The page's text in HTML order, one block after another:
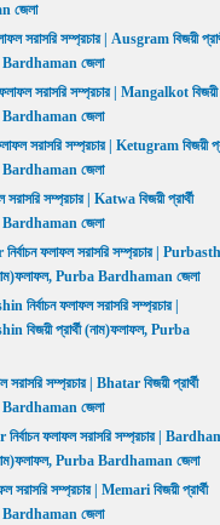
জেলা
সরাসরি সম্প্রচার | Ausgram বিজয়ী
জেলা
সরাসরি সম্প্রচার | Mangalkot বিজয়ী
জেলা
সরাসরি সম্প্রচার | Ketugram বিজয়ী
জেলা
সম্প্রচার | Katwa বিজয়ী প্রার্থী
জেলা
ফলাফল সরাসরি সম্প্রচার |
Purba Bardhaman জেলা
ফলাফল সরাসরি সম্প্রচার |
বিজয়ী প্রার্থী (নাম)ফলাফল, Purba
সরাসরি সম্প্রচার | Bhatar বিজয়ী প্রার্থী
জেলা
ফলাফল সরাসরি সম্প্রচার |
Purba Bardhaman জেলা
সরাসরি সম্প্রচার | Memari বিজয়ী প্রার্থী
জেলা